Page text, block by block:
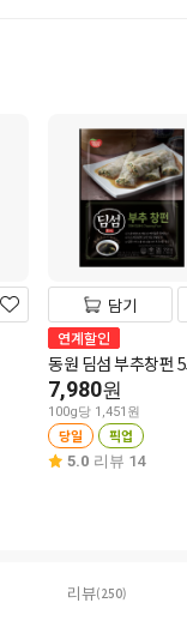
담기
연계할인
동원 딤섬 부추창펀
7,980원
100g당 1,451원
당일 픽업
5.0 리뷰 14
리뷰(250)